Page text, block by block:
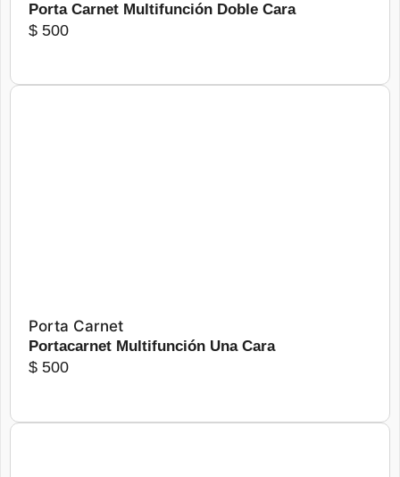
Porta Carnet Multifunción Doble Cara
$ 500
Porta Carnet
Portacarnet Multifunción Una Cara
$ 500